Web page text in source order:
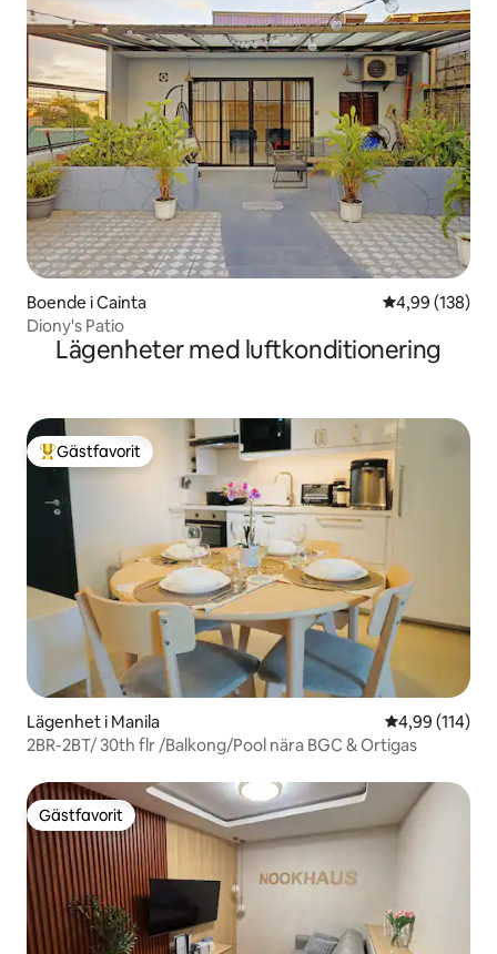
Boende i Cainta 4,99 av 5 i
4,99 (138)
Diony's Patio
Lägenheter med luftkonditionering
Populär gästfavorit
Gästfavorit
Lägenhet i Manila 4,99 av 5 i
4,99 (114)
2BR-2BT/ 30th flr /Balkong/Pool nära BGC & Ortigas
Gästfavorit
Gästfavorit